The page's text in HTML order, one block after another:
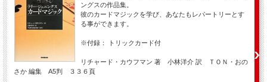
ングスの作品集。
彼のカードマジックを学び、あなたもレパートリーとす
る事ができます。
※付録： トリックカード付
リチャード・カウフマン 著 小林洋介 訳 ＴＯＮ・おの
さか 編集 A5判 ３３６頁